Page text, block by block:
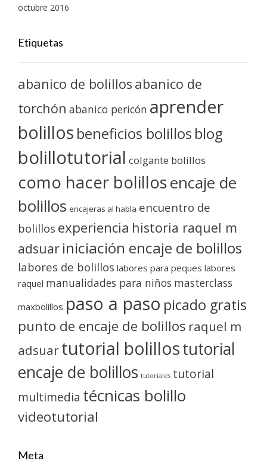
octubre 2016
Etiquetas
abanico de bolillos abanico de
torchón abanico pericón aprender
bolillos beneficios bolillos blog
bolillotutorial colgante bolillos
como hacer bolillosencaje de
bolillos encajeras al habla encuentro de
bolillos experiencia historia raquel m
adsuar iniciación encaje de bolillos
labores de bolillos labores para peques labores
raquel manualidades para niños masterclass
maxbolillos paso a paso picado gratis
punto de encaje de bolillos raquel m
adsuartutorial bolillostutorial
encaje de bolillos tutoriales tutorial
multimedia técnicas bolillo
videotutorial
Meta